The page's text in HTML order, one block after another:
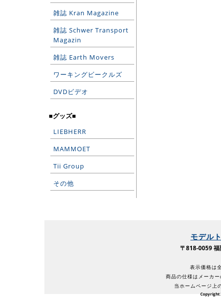
雑誌 Kran Magazine
雑誌 Schwer Transport
Magazin
雑誌 Earth Movers
ワーキングビークルズ
DVDビデオ
■グッズ■
LIEBHERR
MAMMOET
Tii Group
その他
モデル
〒818-0059
表示価格は
商品の仕様はメーカ
当ホームページ上
Copyright